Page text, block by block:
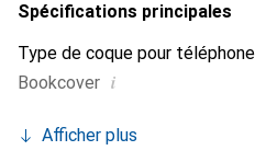
Spécifications principales
Type de coque pour
Bookcover i
Afficher plus